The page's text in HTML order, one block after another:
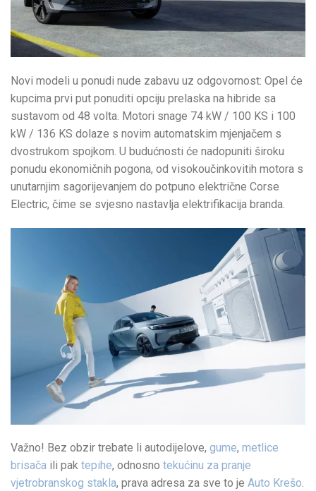
Novi modeli u ponudi nude zabavu uz odgovornost: Opel će
kupcima prvi put ponuditi opciju prelaska na hibride sa
sustavom od 48 volta. Motori snage 74 kW / 100 KS i 100
kW / 136 KS dolaze s novim automatskim mjenjačem s
dvostrukom spojkom. U budućnosti će nadopuniti široku
ponudu ekonomičnih pogona, od visokoučinkovitih motora s
unutarnjim sagorijevanjem do potpuno električne Corse
Electric, čime se svjesno nastavlja elektrifikacija branda.
Važno! Bez obzir trebate li autodijelove, gume, metlice
brisača ili pak tepihe, odnosno tekućinu za pranje
vjetrobranskog stakla, prava adresa za sve to je Auto Krešo.